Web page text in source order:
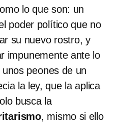
lo que son: un
poder político que no
su nuevo rostro, y
impunemente ante lo
peones de un
la ley, que la aplica
busca la
, mismo si ello